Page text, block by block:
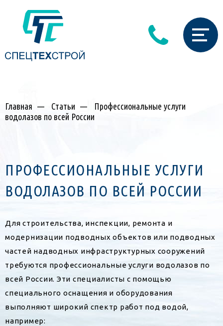
Главная — Статьи —
Профессиональные услуги
водолазов по всей России
ПРОФЕССИОНАЛЬНЫЕ УСЛУГИ
ВОДОЛАЗОВ ПО ВСЕЙ РОССИИ
Для строительства, инспекции, ремонта и
модернизации подводных объектов или подводных
частей надводных инфраструктурных сооружений
требуются профессиональные услуги водолазов по
всей России. Эти специалисты с помощью
специального оснащения и оборудования
выполняют широкий спектр работ под водой,
например: